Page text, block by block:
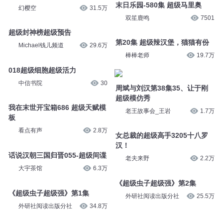
幻樱空 31.5万
超级封神榜超级预告
Michael钱儿频道 29.6万
018超级细胞超级活力
中信书院 30
我在末世开宝箱686 超级天赋模
板
看点有声 2.8万
话说汉朝三国归晋055-超级间谍
大宇茶馆 6.3万
《超级虫子超级强》第1集
外研社阅读出版分社 34.8万
末日乐园-580集 超级马里奥
双笙鹿鸣 7501
第20集 超级辣汉堡，猫猫有份
棒棒老师 19.7万
周斌与刘汉第38集35、让于刚
超级模仿秀
老王故事会_王岩 1.7万
女总裁的超级高手3205十八罗
汉！
老夫来野 2.2万
《超级虫子超级强》第2集
外研社阅读出版分社 25.5万